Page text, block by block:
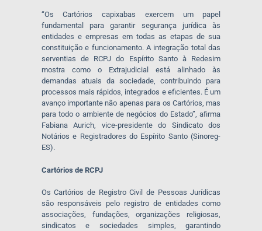
“Os Cartórios capixabas exercem um papel
fundamental para garantir segurança jurídica às
entidades e empresas em todas as etapas de sua
constituição e funcionamento. A integração total das
serventias de RCPJ do Espírito Santo à Redesim
mostra como o Extrajudicial está alinhado às
demandas atuais da sociedade, contribuindo para
processos mais rápidos, integrados e eficientes. É um
avanço importante não apenas para os Cartórios, mas
para todo o ambiente de negócios do Estado”, afirma
Fabiana Aurich, vice-presidente do Sindicato dos
Notários e Registradores do Espírito Santo (Sinoreg-
ES).
Cartórios de RCPJ
Os Cartórios de Registro Civil de Pessoas Jurídicas
são responsáveis pelo registro de entidades como
associações, fundações, organizações religiosas,
sindicatos e sociedades simples, garantindo